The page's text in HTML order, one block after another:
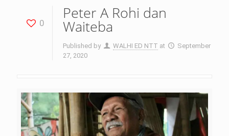
0
Peter A Rohi dan
Waiteba
Published by WALHI ED NTT at
September
27, 2020